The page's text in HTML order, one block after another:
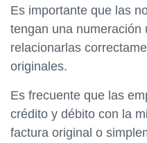
Es importante que las
tengan una numeración
relacionarlas
originales.
Es frecuente que las
crédito y débito con la
factura original o